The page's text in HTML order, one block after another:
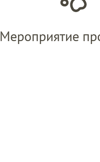
Мероприятие